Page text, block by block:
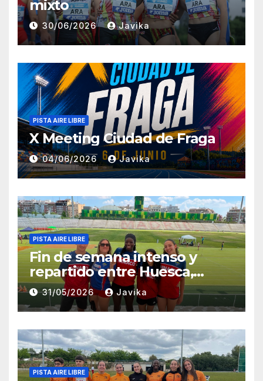
mixto
30/06/2026 Javika
PISTA AIRE LIBRE
X Meeting Ciudad de Fraga
04/06/2026 Javika
PISTA AIRE LIBRE
Fin de semana intenso y
repartido entre Huesca,
Zaragoza y Madrid para el
Club Atletismo Fraga
31/05/2026 Javika
PISTA AIRE LIBRE